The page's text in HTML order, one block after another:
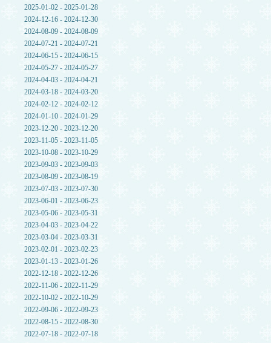
2025-01-02 - 2025-01-28
2024-12-16 - 2024-12-30
2024-08-09 - 2024-08-09
2024-07-21 - 2024-07-21
2024-06-15 - 2024-06-15
2024-05-27 - 2024-05-27
2024-04-03 - 2024-04-21
2024-03-18 - 2024-03-20
2024-02-12 - 2024-02-12
2024-01-10 - 2024-01-29
2023-12-20 - 2023-12-20
2023-11-05 - 2023-11-05
2023-10-08 - 2023-10-29
2023-09-03 - 2023-09-03
2023-08-09 - 2023-08-19
2023-07-03 - 2023-07-30
2023-06-01 - 2023-06-23
2023-05-06 - 2023-05-31
2023-04-03 - 2023-04-22
2023-03-04 - 2023-03-31
2023-02-01 - 2023-02-23
2023-01-13 - 2023-01-26
2022-12-18 - 2022-12-26
2022-11-06 - 2022-11-29
2022-10-02 - 2022-10-29
2022-09-06 - 2022-09-23
2022-08-15 - 2022-08-30
2022-07-18 - 2022-07-18